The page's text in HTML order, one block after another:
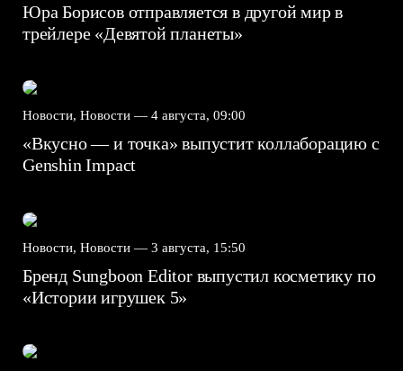
Юра Борисов отправляется в другой мир в
трейлере «Девятой планеты»
Новости, Новости — 4 августа, 09:00
«Вкусно — и точка» выпустит коллаборацию с
Genshin Impact⁠⁠
Новости, Новости — 3 августа, 15:50
Бренд Sungboon Editor выпустил косметику по
«Истории игрушек 5»